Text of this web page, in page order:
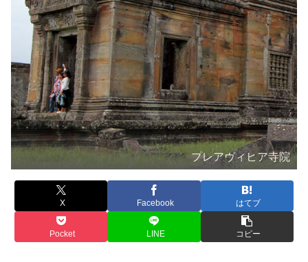
プレアヴィヒア寺院
X Facebook はてブ
Pocket LINE コピー